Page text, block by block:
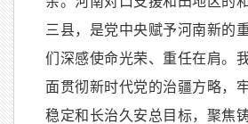
三县，是党中央赋予河南新的
们深感使命光荣、重任在肩。
面贯彻新时代党的治疆方略，
稳定和长治久安总目标，聚焦